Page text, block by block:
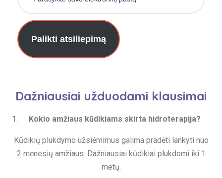
Palikti atsiliepimą
Dažniausiai užduodami klausimai
Kokio amžiaus kūdikiams skirta hidroterapija?
Kūdikių plukdymo užsiėmimus galima pradėti lankyti nuo
2 mėnesių amžiaus. Dažniausiai kūdikiai plukdomi iki 1
metų.